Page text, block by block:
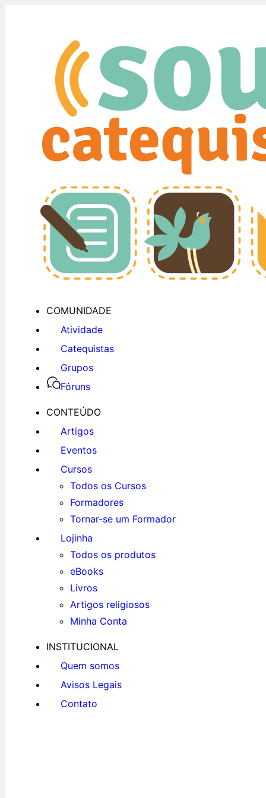
COMUNIDADE
Atividade
Catequistas
Grupos
Fóruns
CONTEÚDO
Artigos
Eventos
Cursos
Todos os Cursos
Formadores
Tornar-se um Formador
Lojinha
Todos os produtos
eBooks
Livros
Artigos religiosos
Minha Conta
INSTITUCIONAL
Quem somos
Avisos Legais
Contato